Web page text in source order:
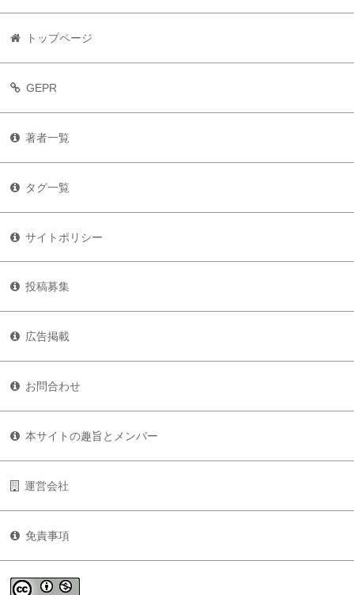
トップページ
GEPR
著者一覧
タグ一覧
サイトポリシー
投稿募集
広告掲載
お問合わせ
本サイトの趣旨とメンバー
運営会社
免責事項